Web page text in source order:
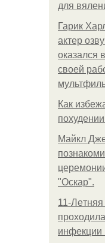
для
Гарик
актер
оказался
своей
Как
Майкл
"Оскар".
11-
инфeкции